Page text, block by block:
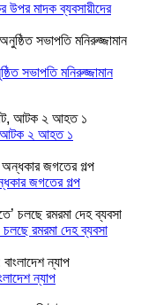
উপর মাদক ব্যবসায়ীদের
সভাপতি মনিরুজ্জামান
আটক ২ আহত ১
জগতের গল্প
রমরমা দেহ ব্যবসা
ন্যাপ